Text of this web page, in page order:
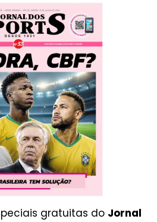
gratuitas do Jornal